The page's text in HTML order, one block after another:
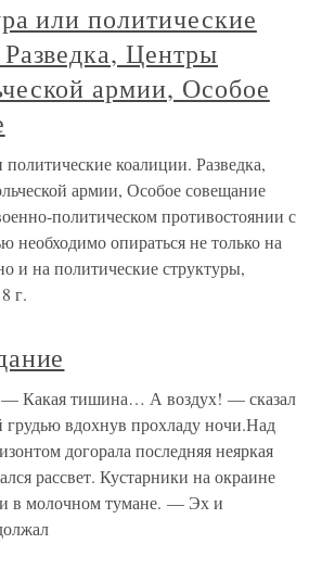
или политические
Центры
армии, Особое
коалиции. Разведка,
армии, Особое совещание
политическом противостоянии с
необходимо опираться не только на
и на политические структуры,
г.
— Какая тишина… А воздух! — сказал
вдохнув прохладу ночи.Над
догорала последняя неяркая
рассвет. Кустарники на окраине
в молочном тумане. — Эх и